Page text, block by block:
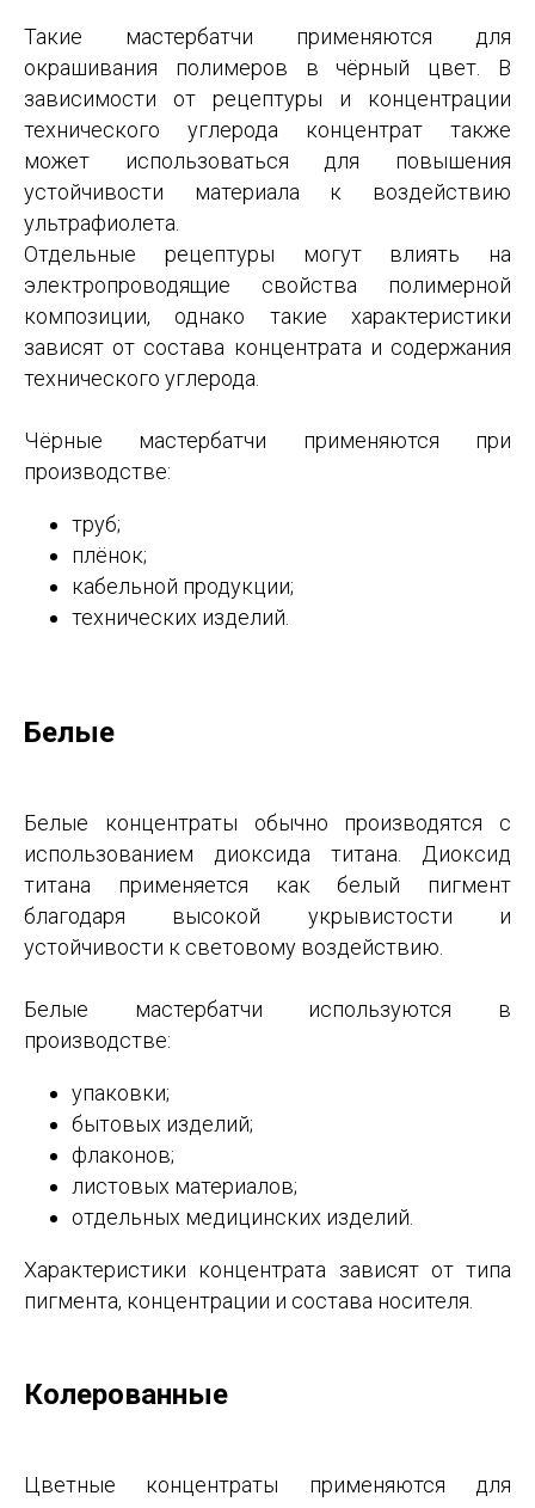
Такие мастербатчи применяются для
окрашивания полимеров в чёрный цвет. В
зависимости от рецептуры и концентрации
технического углерода концентрат также
может использоваться для повышения
устойчивости материала к воздействию
ультрафиолета.
Отдельные рецептуры могут влиять на
электропроводящие свойства полимерной
композиции, однако такие характеристики
зависят от состава концентрата и содержания
технического углерода.
Чёрные мастербатчи применяются при
производстве:
труб;
плёнок;
кабельной продукции;
технических изделий.
Белые
Белые концентраты обычно производятся с
использованием диоксида титана. Диоксид
титана применяется как белый пигмент
благодаря высокой укрывистости и
устойчивости к световому воздействию.
Белые мастербатчи используются в
производстве:
упаковки;
бытовых изделий;
флаконов;
листовых материалов;
отдельных медицинских изделий.
Характеристики концентрата зависят от типа
пигмента, концентрации и состава носителя.
Колерованные
Цветные концентраты применяются для